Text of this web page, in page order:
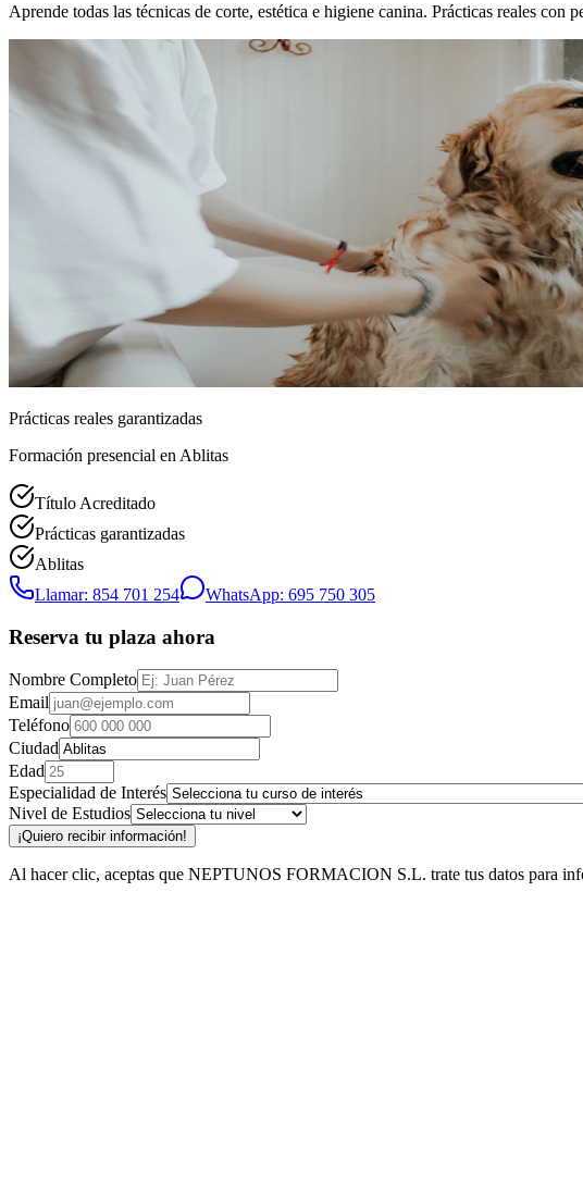
Aprende todas las técnicas de corte, estética e higiene canina. Prácticas reales
Prácticas reales garantizadas
Formación presencial en Ablitas
Título Acreditado
Prácticas garantizadas
Ablitas
Llamar: 854 701 254
WhatsApp: 695 750 305
Reserva tu plaza ahora
Nombre Completo
Email
Teléfono
Ciudad
Edad
Especialidad de Interés
Nivel de Estudios
¡Quiero recibir información!
Al hacer clic, aceptas que NEPTUNOS FORMACION S.L. trate tus datos para